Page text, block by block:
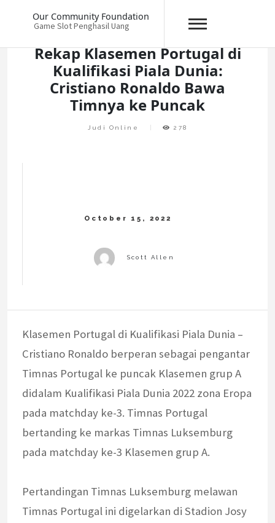
Our Community Foundation
Game Slot Penghasil Uang
Rekap Klasemen Portugal di
Kualifikasi Piala Dunia:
Cristiano Ronaldo Bawa
Timnya ke Puncak
Judi Online 278
Klasemen Portugal di Kualifikasi Piala Dunia –
Cristiano Ronaldo berperan sebagai pengantar
Timnas Portugal ke puncak Klasemen grup A
didalam Kualifikasi Piala Dunia 2022 zona Eropa
pada matchday ke-3. Timnas Portugal
bertanding ke markas Timnas Luksemburg
pada matchday ke-3 Klasemen grup A.
Pertandingan Timnas Luksemburg melawan
Timnas Portugal ini digelarkan di Stadion Josy